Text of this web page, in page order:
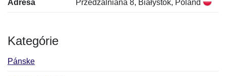
Adresa Przedzalniana 8, Białystok, Poland
Kategórie
Pánske